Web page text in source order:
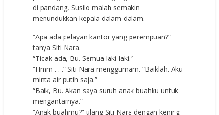
di pandang, Susilo malah semakin
menundukkan kepala dalam-dalam.
“Apa ada pelayan kantor yang perempuan?”
tanya Siti Nara.
“Tidak ada, Bu. Semua laki-laki.”
“Hmm . . .” Siti Nara menggumam. “Baiklah. Aku
minta air putih saja.”
“Baik, Bu. Akan saya suruh anak buahku untuk
mengantarnya.”
“Anak buahmu?” ulang Siti Nara dengan kening